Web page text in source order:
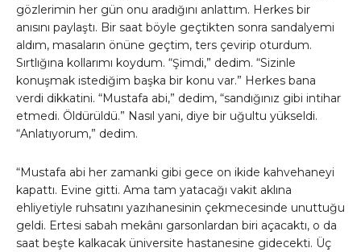
gözlerimin her gün onu aradığını anlattım. Herkes bir
anısını paylaştı. Bir saat böyle geçtikten sonra sandalyemi
aldım, masaların önüne geçtim, ters çevirip oturdum.
Sırtlığına kollarımı koydum. “Şimdi,” dedim. “Sizinle
konuşmak istediğim başka bir konu var.” Herkes bana
verdi dikkatini. “Mustafa abi,” dedim, “sandığınız gibi intihar
etmedi. Öldürüldü.” Nasıl yani, diye bir uğultu yükseldi.
“Anlatıyorum,” dedim.
“Mustafa abi her zamanki gibi gece on ikide kahvehaneyi
kapattı. Evine gitti. Ama tam yatacağı vakit aklına
ehliyetiyle ruhsatını yazıhanesinin çekmecesinde unuttuğu
geldi. Ertesi sabah mekânı garsonlardan biri açacaktı, o da
saat beşte kalkacak üniversite hastanesine gidecekti. Üç